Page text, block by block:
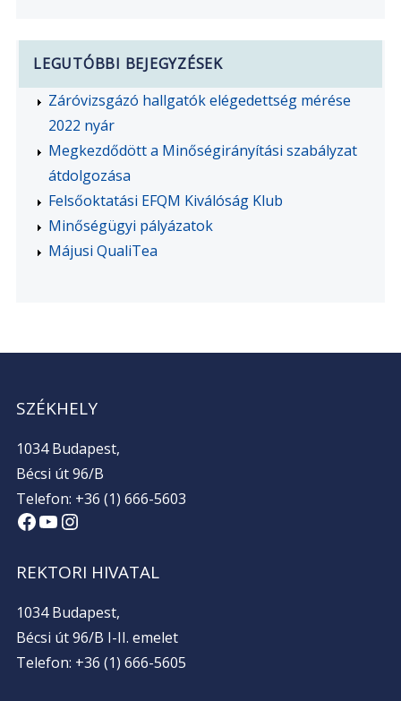
LEGUTÓBBI BEJEGYZÉSEK
Záróvizsgázó hallgatók elégedettség mérése
2022 nyár
Megkezdődött a Minőségirányítási szabályzat
átdolgozása
Felsőoktatási EFQM Kiválóság Klub
Minőségügyi pályázatok
Májusi QualiTea
SZÉKHELY
1034 Budapest,
Bécsi út 96/B
Telefon: +36 (1) 666-5603
Facebook
YouTube
Instagram
REKTORI HIVATAL
1034 Budapest,
Bécsi út 96/B I-II. emelet
Telefon: +36 (1) 666-5605